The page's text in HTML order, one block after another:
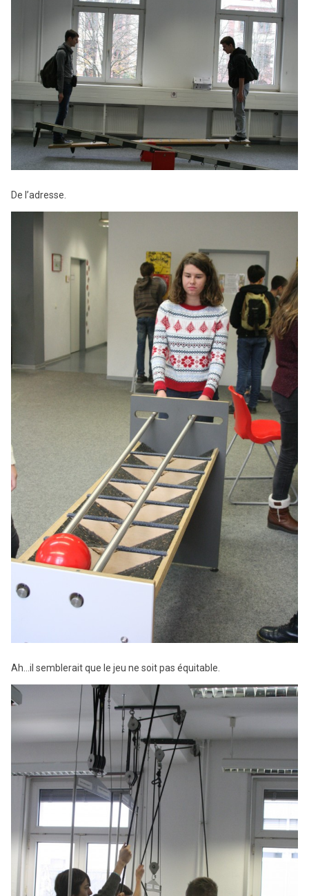
De l’adresse.
Ah…il semblerait que le jeu ne soit pas équitable.